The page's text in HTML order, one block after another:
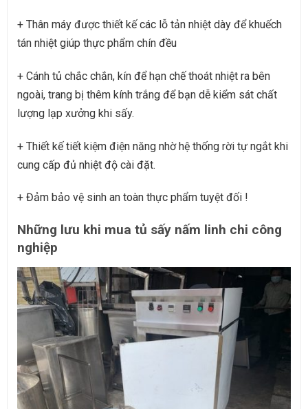
+ Thân máy được thiết kế các lỗ tản nhiệt dày để khuếch
tán nhiệt giúp thực phẩm chín đều
+ Cánh tủ chắc chắn, kín để hạn chế thoát nhiệt ra bên
ngoài, trang bị thêm kính trắng để bạn dễ kiểm sát chất
lượng lạp xưởng khi sấy.
+ Thiết kế tiết kiệm điện năng nhờ hệ thống rời tự ngắt khi
cung cấp đủ nhiệt độ cài đặt.
+ Đảm bảo vệ sinh an toàn thực phẩm tuyệt đối !
Những lưu khi mua tủ sấy nấm linh chi công
nghiệp